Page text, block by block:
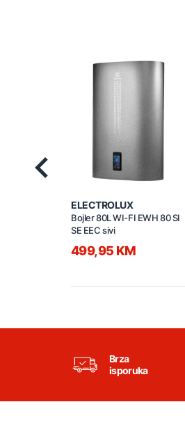
ELECTROLUX
Bojler 80L WI-FI EWH 80 SI
SE EEC sivi
499,95 KM
Brza
isporuka